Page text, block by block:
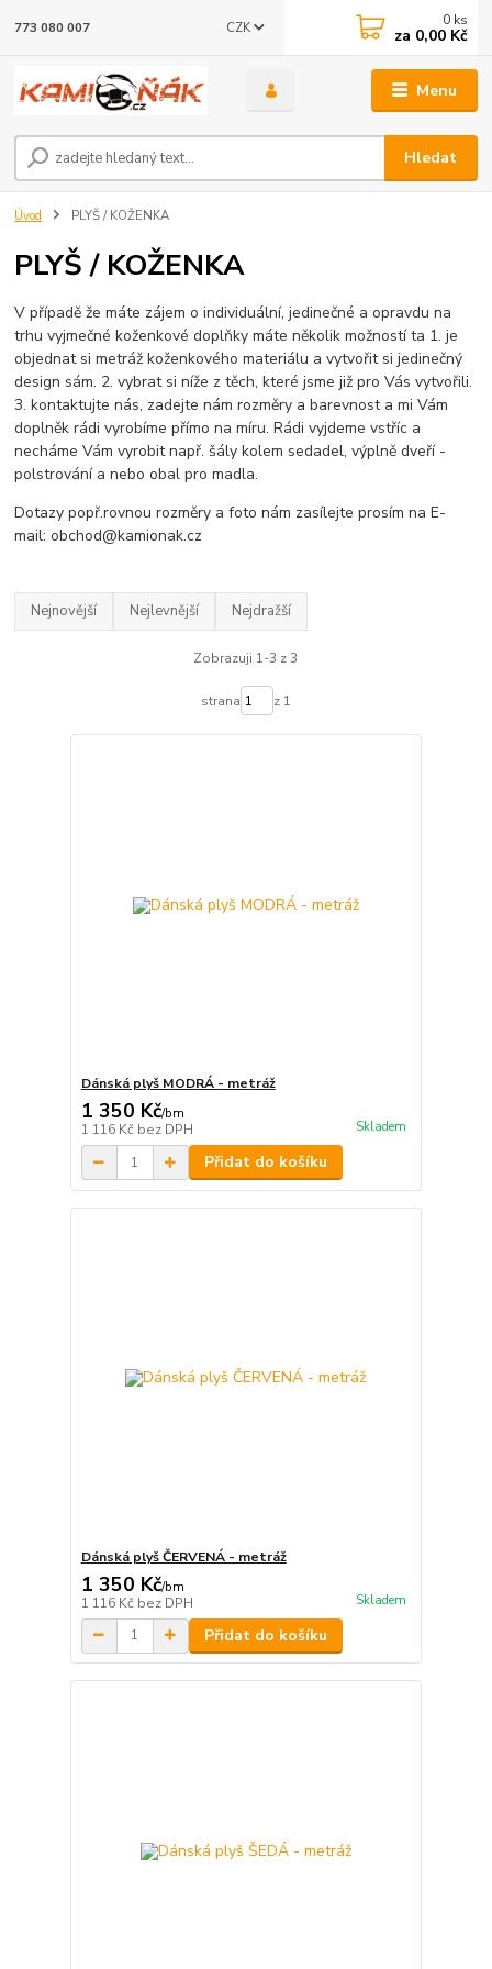
Menu
CZK
Hledat
773 080 007 0 ks
za 0,00 Kč
Úvod PLYŠ / KOŽENKA
PLYŠ / KOŽENKA
V případě že máte zájem o individuální, jedinečné a opravdu na
trhu vyjmečné koženkové doplňky máte několik možností ta 1. je
objednat si metráž koženkového materiálu a vytvořit si jedinečný
design sám. 2. vybrat si níže z těch, které jsme již pro Vás vytvořili.
3. kontaktujte nás, zadejte nám rozměry a barevnost a mi Vám
doplněk rádi vyrobíme přímo na míru. Rádi vyjdeme vstříc a
necháme Vám vyrobit např. šály kolem sedadel, výplně dveří -
polstrování a nebo obal pro madla.
Dotazy popř.rovnou rozměry a foto nám zasílejte prosím na E-
mail: obchod@kamionak.cz
Nejnovější Nejlevnější Nejdražší
Zobrazuji 1-3 z 3
strana z 1
Dánská plyš MODRÁ - metráž
1 350 Kč/bm
1 116 Kč bez DPH Skladem
Přidat do košíku
Dánská plyš ČERVENÁ - metráž
1 350 Kč/bm
1 116 Kč bez DPH Skladem
Přidat do košíku